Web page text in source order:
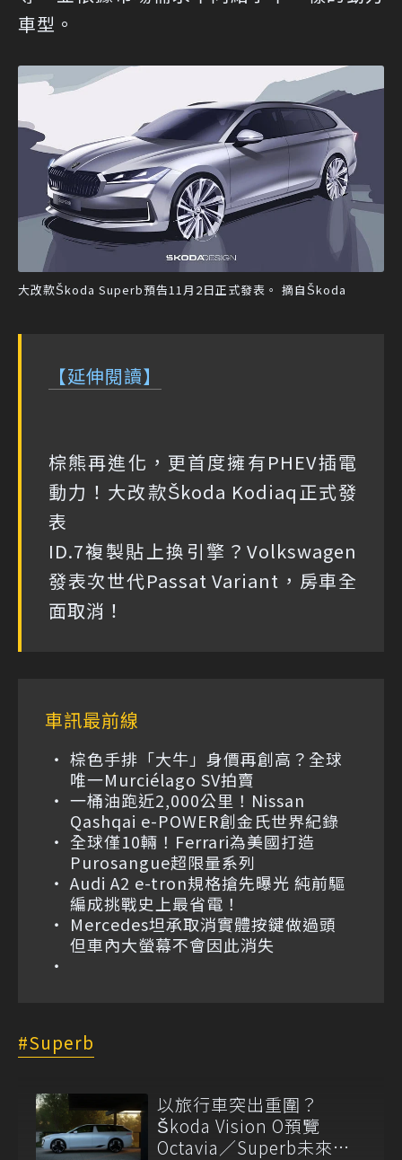
車型。
大改款Škoda Superb預告11月2日正式發表。 摘自Škoda
【延伸閱讀】
棕熊再進化，更首度擁有PHEV插電
動力！大改款Škoda Kodiaq正式發
表
ID.7複製貼上換引擎？Volkswagen
發表次世代Passat Variant，房車全
面取消！
車訊最前線
棕色手排「大牛」身價再創高？全球
唯一Murciélago SV拍賣
一桶油跑近2,000公里！Nissan
Qashqai e-POWER創金氏世界紀錄
全球僅10輛！Ferrari為美國打造
Purosangue超限量系列
Audi A2 e-tron規格搶先曝光 純前驅
編成挑戰史上最省電！
Mercedes坦承取消實體按鍵做過頭
但車內大螢幕不會因此消失
Superb
以旅行車突出重圍？
Škoda Vision O預覽
Octavia／Superb未來雛